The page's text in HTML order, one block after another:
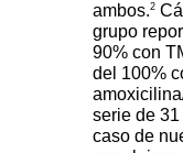
ambos.2
grupo
90% con
del 100%
serie de
caso de